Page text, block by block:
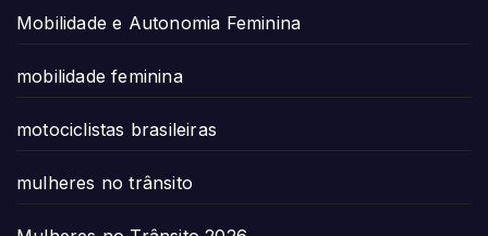
Mobilidade e Autonomia Feminina
mobilidade feminina
motociclistas brasileiras
mulheres no trânsito